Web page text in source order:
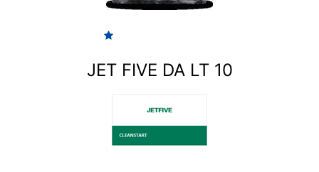
JET FIVE DA LT 10